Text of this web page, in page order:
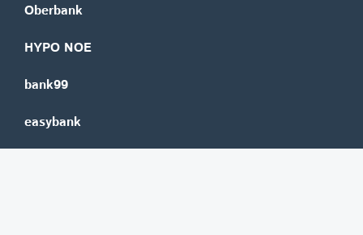
Oberbank
HYPO NOE
bank99
easybank